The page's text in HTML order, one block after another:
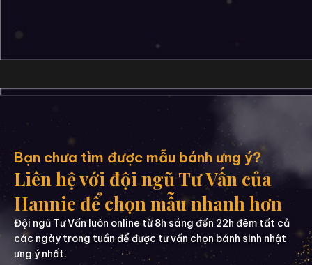
Bạn chưa tìm được mẫu bánh ưng ý?
Liên hệ với đội ngũ Tư Vấn của
Hannie để chọn mẫu nhanh hơn
Đội ngũ Tư Vấn luôn online từ 8h sáng đến 22h đêm tất cả
các ngày trong tuần để được tư vấn chọn bánh sinh nhật
ưng ý nhất.